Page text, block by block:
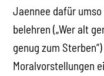
Jaennee dafür
belehren („Wer alt
genug zum
Moralvorstellungen